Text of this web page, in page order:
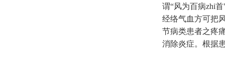
谓“风为百病zhi
经络气血方可把
节病类患者之疼
消除炎症。根据